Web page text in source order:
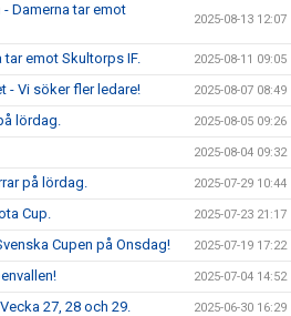
Damerna tar emot
2025-08-13 12:07
emot Skultorps IF. 2025-08-11 09:05
- Vi söker fler ledare! 2025-08-07 08:49
lördag. 2025-08-05 09:26
2025-08-04 09:32
på lördag. 2025-07-29 10:44
Cup. 2025-07-23 21:17
Cupen på Onsdag! 2025-07-19 17:22
2025-07-04 14:52
27, 28 och 29. 2025-06-30 16:29